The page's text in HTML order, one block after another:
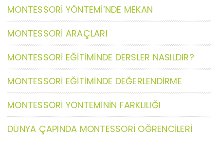
MONTESSORİ YÖNTEMİ’NDE MEKAN
MONTESSORİ ARAÇLARI
MONTESSORİ EĞİTİMİNDE DERSLER NASILDIR?
MONTESSORİ EĞİTİMİNDE DEĞERLENDİRME
MONTESSORİ YÖNTEMİNİN FARKLILIĞI
DÜNYA ÇAPINDA MONTESSORİ ÖĞRENCİLERİ